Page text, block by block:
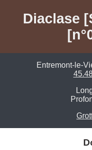
Diaclase
Entremont-le-